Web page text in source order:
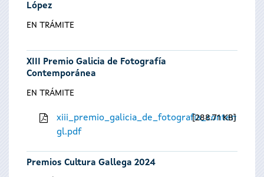
aquí
López
EN TRÁMITE
XIII Premio Galicia de Fotografía
Contemporánea
EN TRÁMITE
gl.pdf
288.71 KB
Premios Cultura Gallega 2024